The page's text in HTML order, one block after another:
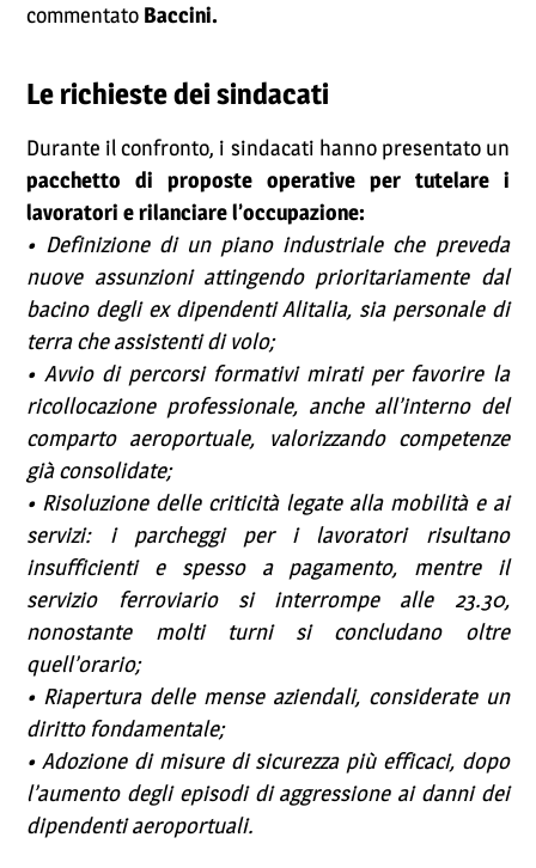
commentato Baccini.
Le richieste dei sindacati
Durante il confronto, i sindacati hanno presentato un
pacchetto di proposte operative per tutelare i
lavoratori e rilanciare l’occupazione:
• Definizione di un piano industriale che preveda
nuove assunzioni attingendo prioritariamente dal
bacino degli ex dipendenti Alitalia, sia personale di
terra che assistenti di volo;
• Avvio di percorsi formativi mirati per favorire la
ricollocazione professionale, anche all’interno del
comparto aeroportuale, valorizzando competenze
già consolidate;
• Risoluzione delle criticità legate alla mobilità e ai
servizi: i parcheggi per i lavoratori risultano
insufficienti e spesso a pagamento, mentre il
servizio ferroviario si interrompe alle 23.30,
nonostante molti turni si concludano oltre
quell’orario;
• Riapertura delle mense aziendali, considerate un
diritto fondamentale;
• Adozione di misure di sicurezza più efficaci, dopo
l’aumento degli episodi di aggressione ai danni dei
dipendenti aeroportuali.